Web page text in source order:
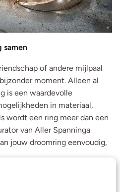
samen
of andere mijlpaal
moment. Alleen al
is een waardevolle
in materiaal,
wordt een ring meer dan een
van Aller Spanninga
jouw droomring eenvoudig,